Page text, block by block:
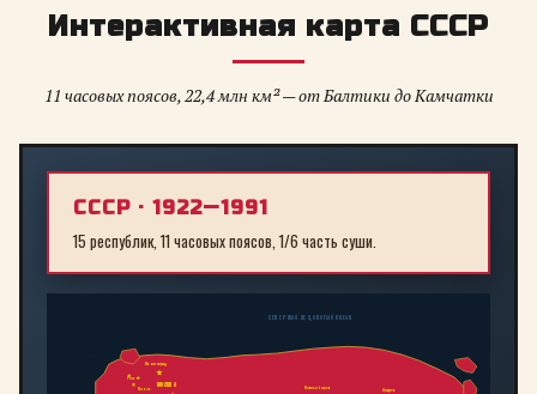
Интерактивная карта СССР
11 часовых поясов, 22,4 млн км² — от Балтики до Камчатки
СССР · 1922—1991
15 республик, 11 часовых поясов, 1/6 часть суши.
МОСКВА
Ленинград
Минск Новосибирск Иркутск
Рига
СЕВЕРНЫЙ ЛЕДОВИТЫЙ ОКЕАН